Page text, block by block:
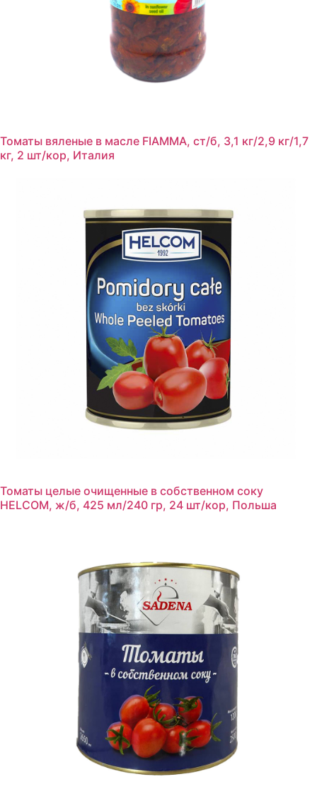
Томаты вяленые в масле FIAMMA, ст/б, 3,1 кг/2,9 кг/1,7
кг, 2 шт/кор, Италия
Томаты целые очищенные в собственном соку
HELCOM, ж/б, 425 мл/240 гр, 24 шт/кор, Польша